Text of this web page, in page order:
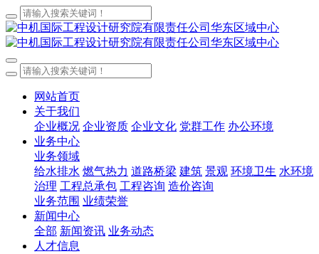
网站首页
关于我们
企业概况 企业资质 企业文化 党群工作 办公环境
业务中心
业务领域
给水排水 燃气热力 道路桥梁 建筑 景观 环境卫生 水环境
治理 工程总承包 工程咨询 造价咨询
业务范围 业绩荣誉
新闻中心
全部 新闻资讯 业务动态
人才信息